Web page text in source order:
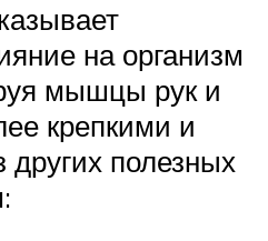
на организм
мышцы рук и
крепкими и
полезных